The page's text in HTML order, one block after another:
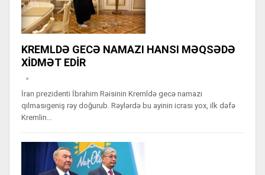
KREMLDƏ GECƏ NAMAZI HANSI MƏQSƏDƏ
XİDMƏT EDİR
İran prezidenti İbrahim Rəisinin Kremldə gecə namazı
qılmasıgeniş rəy doğurub. Rəylərdə bu ayinin icrası yox, ilk dəfə
Kremlin…